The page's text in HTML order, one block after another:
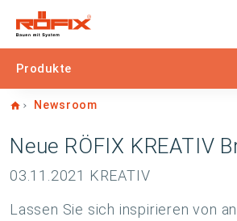
Produkte
Home
Newsroom
Neue RÖFIX KREATIV
03.11.2021 KREATIV
Lassen Sie sich inspirieren von